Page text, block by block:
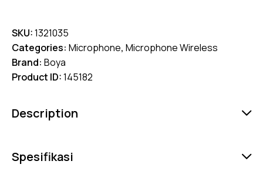
SKU:1321035
Categories: Microphone, Microphone Wireless
Brand: Boya
Product ID:145182
Description
Spesifikasi